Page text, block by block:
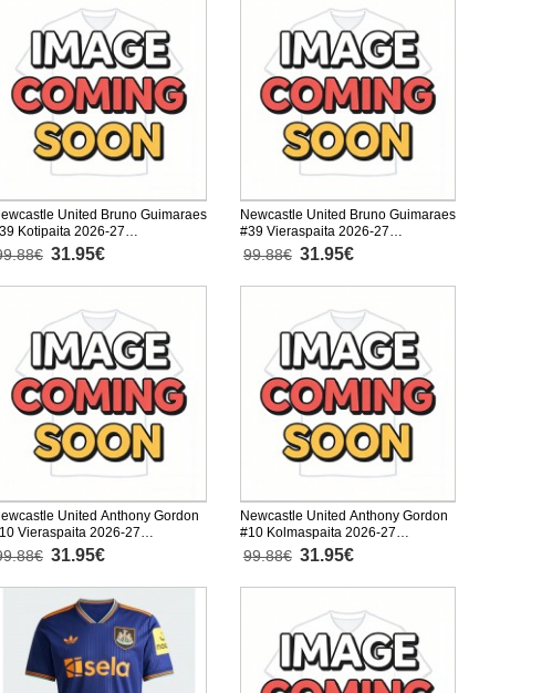
United Bruno Guimaraes
Kotipaita 2026-27
31.95€
Newcastle United Bruno Guimaraes
#39 Vieraspaita 2026-27
Lyhythihainen
99.88€ 31.95€
United Anthony Gordon
Vieraspaita 2026-27
31.95€
Newcastle United Anthony Gordon
#10 Kolmaspaita 2026-27
Lyhythihainen
99.88€ 31.95€